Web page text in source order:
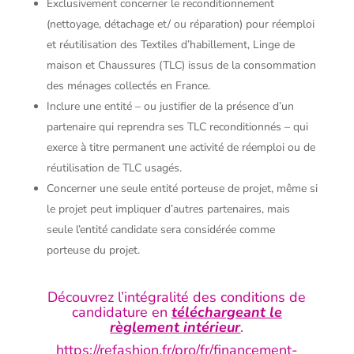
Exclusivement concerner le reconditionnement
(nettoyage, détachage et/ ou réparation) pour réemploi
et réutilisation des Textiles d’habillement, Linge de
maison et Chaussures (TLC) issus de la consommation
des ménages collectés en France.
Inclure une entité – ou justifier de la présence d’un
partenaire qui reprendra ses TLC reconditionnés – qui
exerce à titre permanent une activité de réemploi ou de
réutilisation de TLC usagés.
Concerner une seule entité porteuse de projet, même si
le projet peut impliquer d’autres partenaires, mais
seule l’entité candidate sera considérée comme
porteuse du projet.
Découvrez l’intégralité des conditions de
candidature en téléchargeant le
règlement intérieur.
https://refashion.fr/pro/fr/financement-